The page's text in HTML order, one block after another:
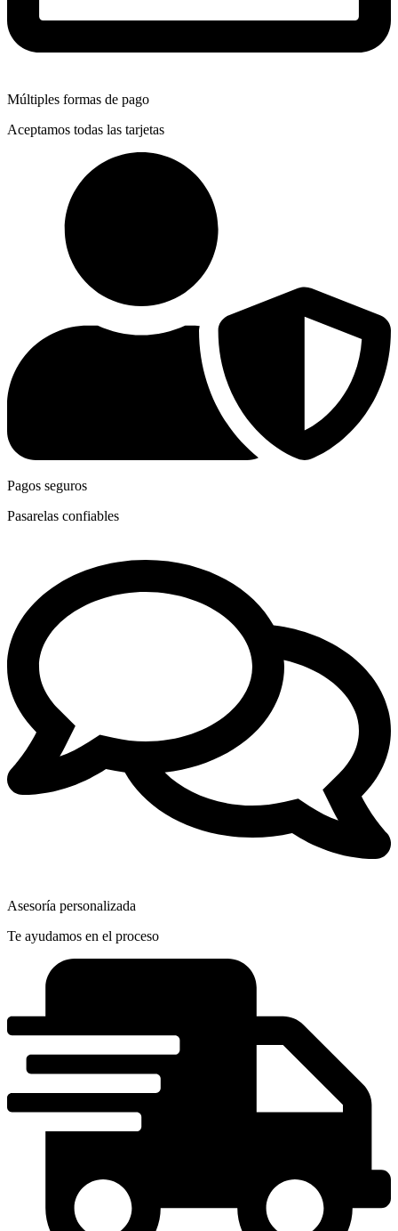
Múltiples formas de pago
Aceptamos todas las tarjetas
Pagos seguros
Pasarelas confiables
Asesoría personalizada
Te ayudamos en el proceso